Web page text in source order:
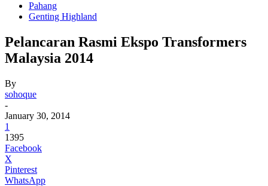
Pahang
Genting Highland
Pelancaran Rasmi Ekspo Transformers
Malaysia 2014
By
sohoque
-
January 30, 2014
1
1395
Facebook
X
Pinterest
WhatsApp